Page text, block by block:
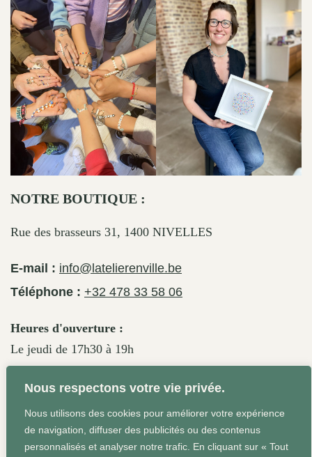
Nous respectons votre vie privée.
Nous utilisons des cookies pour améliorer votre expérience
de navigation, diffuser des publicités ou des contenus
personnalisés et analyser notre trafic. En cliquant sur « Tout
NOTRE BOUTIQUE :
Rue des brasseurs 31, 1400 NIVELLES
E-mail : info@latelierenville.be
Téléphone : +32 478 33 58 06
Heures d'ouverture :
Le jeudi de 17h30 à 19h
Le vendredi de 17h30 à 19h30
Le samedi de 11h30 à 19h